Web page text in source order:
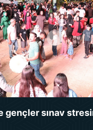
gençler sınav